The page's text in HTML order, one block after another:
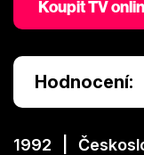
Koupit TV
Hodnocení:
1992 |